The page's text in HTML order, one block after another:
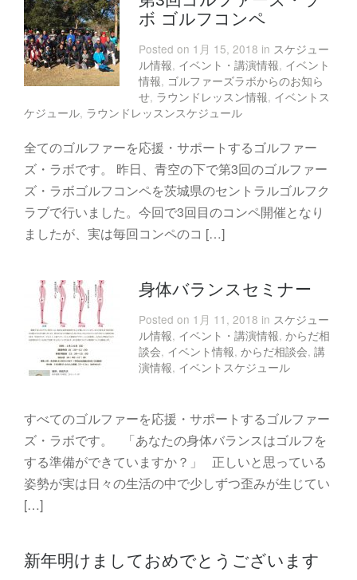
ボ ゴルフコンペ
Posted on 1月 15, 2018 in スケジュー
ル情報, イベント・講演情報, イベント
情報, ゴルファーズラボからのお知ら
せ, ラウンドレッスン情報, イベントス
ケジュール, ラウンドレッスンスケジュール
全てのゴルファーを応援・サポートするゴルファー
ズ・ラボです。 昨日、青空の下で第3回のゴルファー
ズ・ラボゴルフコンペを茨城県のセントラルゴルフク
ラブで行いました。今回で3回目のコンペ開催となり
ましたが、実は毎回コンペのコ […]
身体バランスセミナー
Posted on 1月 11, 2018 in スケジュー
ル情報, イベント・講演情報, からだ相
談会, イベント情報, からだ相談会, 講
演情報, イベントスケジュール
すべてのゴルファーを応援・サポートするゴルファー
ズ・ラボです。 「あなたの身体バランスはゴルフを
する準備ができていますか？」 正しいと思っている
姿勢が実は日々の生活の中で少しずつ歪みが生じてい
[…]
新年明けましておめでとうございます